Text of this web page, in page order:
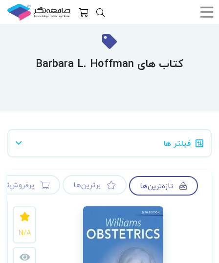
کتاب های Barbara L. Hoffman
فیلتر ها
تازه‌ترین‌ها برترین‌ها
N/A